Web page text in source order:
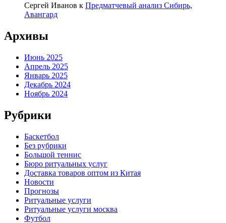
Сергей Иванов к Предматчевый анализ Сибирь,
Авангард
Архивы
Июнь 2025
Апрель 2025
Январь 2025
Декабрь 2024
Ноябрь 2024
Рубрики
Баскетбол
Без рубрики
Большой теннис
Бюро ритуальных услуг
Доставка товаров оптом из Китая
Новости
Прогнозы
Ритуальные услуги
Ритуальные услуги москва
Футбол